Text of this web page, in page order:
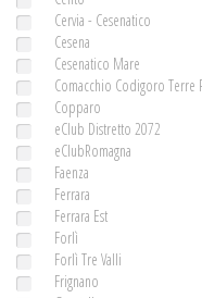
Cervia - Cesenatico
Cesena
Cesenatico Mare
Comacchio Codigoro Terre
Copparo
eClub Distretto 2072
eClubRomagna
Faenza
Ferrara
Ferrara Est
Forlì
Forlì Tre Valli
Frignano